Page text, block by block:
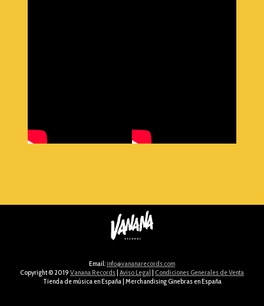
Email: info@vananarecords.com​
Copyright © 2019 Vanana Records| Aviso Legal| Condiciones Generales de Venta
Tienda de música en España| Merchandising Ginebras en España